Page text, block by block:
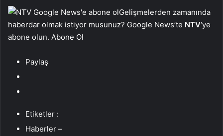
Gelişmelerden zamanında
haberdar olmak istiyor musunuz? Google News’te NTV‘ye
abone olun. Abone Ol
Paylaş
Etiketler :
Haberler –